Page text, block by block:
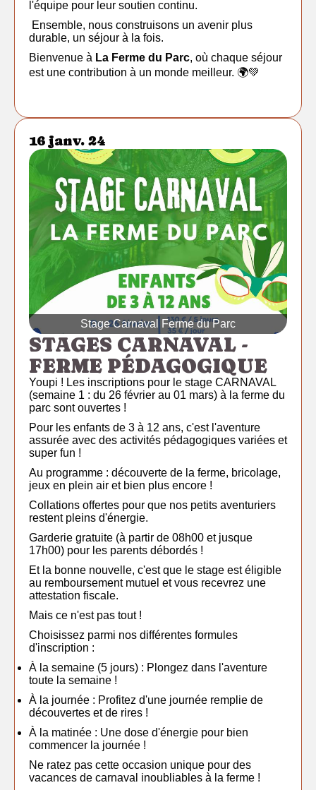
l'équipe pour leur soutien continu.
Ensemble, nous construisons un avenir plus
durable, un séjour à la fois.
Bienvenue à La Ferme du Parc, où chaque séjour
est une contribution à un monde meilleur. 🌍💚
16 janv. 24
Stage Carnaval Ferme du Parc
STAGES CARNAVAL -
FERME PÉDAGOGIQUE
Youpi ! Les inscriptions pour le stage CARNAVAL
(semaine 1 : du 26 février au 01 mars) à la ferme du
parc sont ouvertes !
Pour les enfants de 3 à 12 ans, c'est l'aventure
assurée avec des activités pédagogiques variées et
super fun !
Au programme : découverte de la ferme, bricolage,
jeux en plein air et bien plus encore !
Collations offertes pour que nos petits aventuriers
restent pleins d'énergie.
Garderie gratuite (à partir de 08h00 et jusque
17h00) pour les parents débordés !
Et la bonne nouvelle, c'est que le stage est éligible
au remboursement mutuel et vous recevrez une
attestation fiscale.
Mais ce n'est pas tout !
Choisissez parmi nos différentes formules
d'inscription :
À la semaine (5 jours) : Plongez dans l'aventure
toute la semaine !
À la journée : Profitez d'une journée remplie de
découvertes et de rires !
À la matinée : Une dose d'énergie pour bien
commencer la journée !
Ne ratez pas cette occasion unique pour des
vacances de carnaval inoubliables à la ferme !